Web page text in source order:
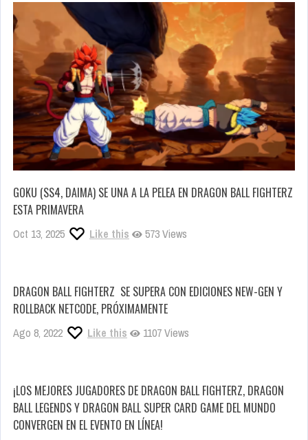
GOKU (SS4, DAIMA) SE UNA A LA PELEA EN DRAGON BALL FIGHTERZ
ESTA PRIMAVERA
Oct 13, 2025 Like this 573 Views
DRAGON BALL FIGHTERZ SE SUPERA CON EDICIONES NEW-GEN Y
ROLLBACK NETCODE, PRÓXIMAMENTE
Ago 8, 2022 Like this 1107 Views
¡LOS MEJORES JUGADORES DE DRAGON BALL FIGHTERZ, DRAGON
BALL LEGENDS Y DRAGON BALL SUPER CARD GAME DEL MUNDO
CONVERGEN EN EL EVENTO EN LÍNEA!